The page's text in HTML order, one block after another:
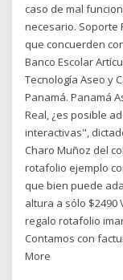
caso de mal
necesario. Soporte
que concuerden
Banco Escolar
Tecnología Aseo y
Panamá. Panamá
Real, ¿es posible
interactivas",
Charo Muñoz del
rotafolio ejemplo
que bien puede
altura a sólo $2490
regalo rotafolio
Contamos con
More